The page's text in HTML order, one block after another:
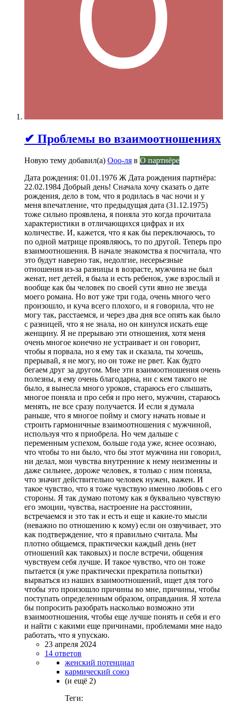
✔ Проблемы во взаимоотношениях
Новую тему добавил(а) Ооо-ля в О партнёре
Дата рождения: 01.01.1976 Ж Дата рождения партнёра:
22.02.1984 Добрый день! Сначала хочу сказать о дате
рождения, дело в том, что я родилась в час ночи и у
меня впечатление, что предыдущая дата (31.12.1975)
тоже сильно проявлена, я поняла это когда прочитала
характеристики в отличающихся цифрах и их
количестве. И, кажется, что я как бы переключаюсь, то
по одной матрице проявляюсь, то по другой. Теперь про
взаимоотношения. В начале знакомства я посчитала, что
это будут наверно так, недолгие, несерьезные
отношения из-за разницы в возрасте, мужчина не был
женат, нет детей, я была и есть ребенок, уже взрослый и
вообще как бы человек по своей сути явно не звезда
моего романа. Но вот уже три года, очень много чего
произошло, и куча всего плохого, и я говорила, что не
могу так, расстаемся, и через два дня все опять как было
с разницей, что я не знала, но он кинулся искать еще
женщину. Я не прерываю эти отношения, хотя меня
очень многое конечно не устраивает и он говорит,
чтобы я порвала, но я ему так и сказала, ты хочешь,
прерывай, я не могу, но он тоже не рвет. Как будто
бегаем друг за другом. Мне эти взаимоотношения очень
полезны, я ему очень благодарна, ни с кем такого не
было, я вынесла много уроков, стараюсь его слышать,
многое поняла и про себя и про него, мужчин, стараюсь
менять, не все сразу получается. И если я думала
раньше, что я многое пойму и смогу начать новые и
строить гармоничные взаимоотношения с мужчиной,
используя что я приобрела. Но чем дальше с
переменным успехом, больше года уже, яснее осознаю,
что чтобы то ни было, что бы этот мужчина ни говорил,
ни делал, мои чувства внутренние к нему неизменны и
даже сильнее, дороже человек, я только с ним поняла,
что значит действительно человек нужен, важен. И
такое чувство, что я тоже чувствую именно любовь с его
стороны. Я так думаю потому как я буквально чувствую
его эмоции, чувства, настроение на расстоянии,
встречаемся и это так и есть и еще и какие-то мысли
(неважно по отношению к кому) если он озвучивает, это
как подтверждение, что я правильно считала. Мы
плотно общаемся, практически каждый день (нет
отношений как таковых) и после встречи, общения
чувствуем себя лучше. И такое чувство, что он тоже
пытается (я уже практически прекратила попытки)
вырваться из наших взаимоотношений, ищет для того
чтобы это произошло причины во мне, причины, чтобы
поступать определенным образом, оправдания. Я хотела
бы попросить разобрать насколько возможно эти
взаимоотношения, чтобы еще лучше понять и себя и его
и найти с какими еще причинами, проблемами мне надо
работать, что я упускаю.
23 апреля 2024
14 ответов
женский потенциал
кармический союз
(и ещё 2)
Теги: